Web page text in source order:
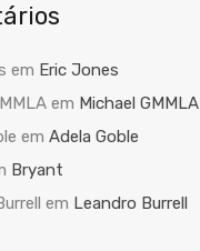
em Eric Jones
em Michael GMMLA
em Adela Goble
Bryant
em Leandro Burrell